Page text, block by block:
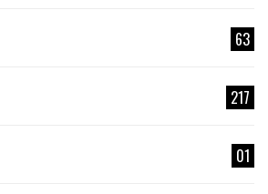
63
217
01